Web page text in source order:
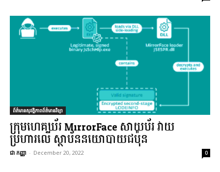
ព័ត៌មានសុវត្ថិភាពព័ត៌មានវិទ្យា
ក្រុមហេគឃ័រ MirrorFace សាយប័រ វាយ
ប្រហារលើ ស្ថាប័ននយោបាយជប៉ុន
ជា កញ្ញា - December 20, 2022 0